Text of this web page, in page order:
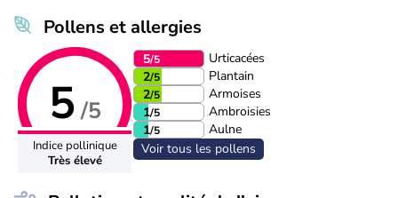
Pollens et allergies
5 /5
Indice pollinique
Très élevé
5/5
Urticacées
2/5
Plantain
2/5
Armoises
1/5
Ambroisies
1/5
Aulne
Voir tous les pollens